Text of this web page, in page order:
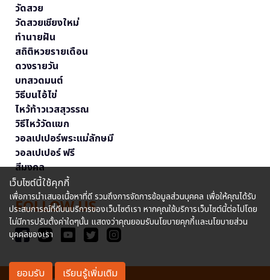
วัดสวย
วัดสวยเชียงใหม่
ทำนายฝัน
สถิติหวยรายเดือน
ดวงรายวัน
บทสวดมนต์
วิธีบนไอ้ไข่
ไหว้ท้าวเวสสุวรรณ
วิธีไหว้วัดแขก
วอลเปเปอร์พระแม่ลักษมี
วอลเปเปอร์ ฟรี
สีมงคล
FOLLOW US
เว็บไซต์นี้ใช้คุกกี้
เพื่อการนำเสนอเนื้อหาที่ดี รวมถึงการจัดการข้อมูลส่วนบุคคล เพื่อให้คุณได้รับ
ประสบการณ์ที่ดีบนบริการของเว็บไซต์เรา หากคุณใช้บริการเว็บไซต์นี้ต่อไปโดย
ไม่มีการปรับตั้งค่าใดๆนั้น แสดงว่าคุณยอมรับนโยบายคุกกี้และนโยบายส่วน
บุคคลของเรา
ยอมรับ เรียนรู้เพิ่มเติม